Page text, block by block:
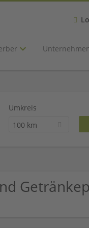
Unternehmen
Umkreis
100 km